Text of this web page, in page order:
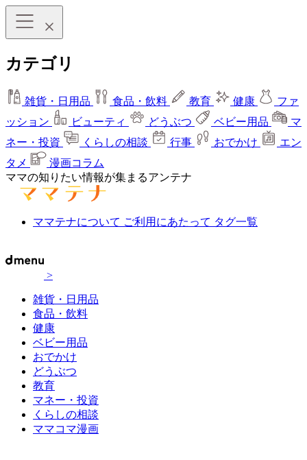
カテゴリ
雑貨・日用品 食品・飲料 教育 健康
ファ
ッション
ビューティ どうぶつ ベビー用品
マ
ネー・投資
くらしの相談 行事 おでかけ
エン
タメ
漫画コラム
ママの知りたい情報が集まるアンテナ
ママテナについて ご利用にあたって タグ一覧
>
雑貨・日用品
食品・飲料
健康
ベビー用品
おでかけ
どうぶつ
教育
マネー・投資
くらしの相談
ママコマ漫画